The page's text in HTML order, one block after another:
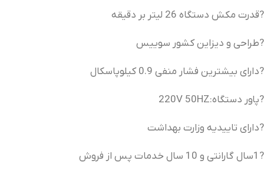
?قدرت مکش دستگاه 26 لیتر بر دقیقه
?طراحی و دیزاین کشور سوییس
?دارای بیشترین فشار منفی 0.9 کیلوپاسکال
?پاور دستگاه:220V 50HZ
?دارای تاییدیه وزارت بهداشت
?1سال گارانتی و 10 سال خدمات پس از فروش